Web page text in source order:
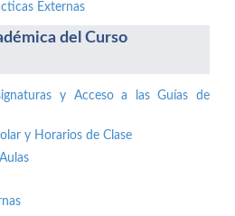
Externas
del Curso
y Acceso a las Guías de
y Horarios de Clase